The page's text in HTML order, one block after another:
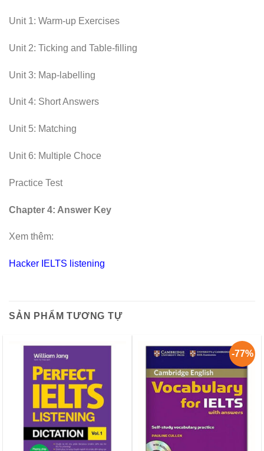
Unit 1: Warm-up Exercises
Unit 2: Ticking and Table-filling
Unit 3: Map-labelling
Unit 4: Short Answers
Unit 5: Matching
Unit 6: Multiple Choce
Practice Test
Chapter 4: Answer Key
Xem thêm:
Hacker IELTS listening
SẢN PHẨM TƯƠNG TỰ
-77%